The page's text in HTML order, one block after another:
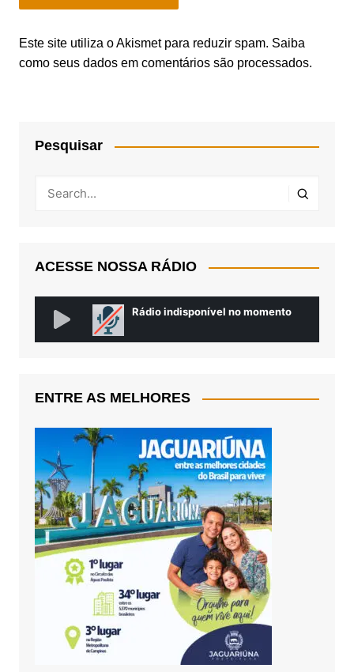
Este site utiliza o Akismet para reduzir spam. Saiba
como seus dados em comentários são processados.
Pesquisar
ACESSE NOSSA RÁDIO
ENTRE AS MELHORES